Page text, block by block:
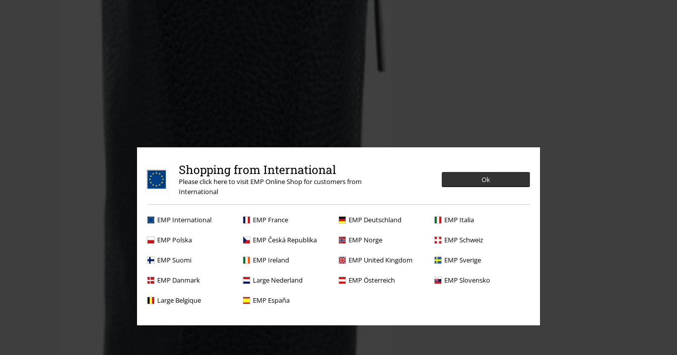
Shopping from International
Please click here to visit EMP Online Shop for customers from
International
Ok
EMP International EMP France EMP Deutschland EMP Italia
EMP Polska EMP Česká Republika EMP Norge EMP Schweiz
EMP Suomi EMP Ireland EMP United Kingdom EMP Sverige
EMP Danmark Large Nederland EMP Österreich EMP Slovensko
Large Belgique EMP España